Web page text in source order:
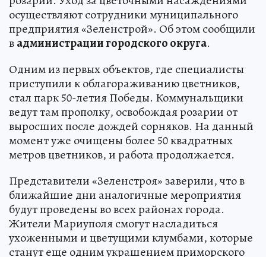
осуществляют сотрудники муниципального
предприятия «Зеленстрой». Об этом сообщили
вадминистрации городского округа.
Одним из первых объектов, где специалисты
приступили к облагораживанию цветников,
стал парк 50-летия Победы. Коммунальщики
ведут там прополку, освобождая розарии от
выросших после дождей сорняков. На данный
момент уже очищены более 50 квадратных
метров цветников, и работа продолжается.
Представители «Зеленстроя» заверили, что в
ближайшие дни аналогичные мероприятия
будут проведены во всех районах города.
Жители Мариуполя смогут насладиться
ухоженными и цветущими клумбами, которые
станут еще одним украшением приморского